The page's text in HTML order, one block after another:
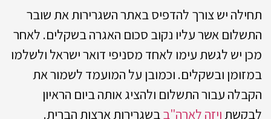
תחילה יש צורך להדפיס באתר השגרירות את שובר
התשלום אשר עליו נקוב סכום האגרה בשקלים. לאחר
מכן יש לגשת עימו לאחד מסניפי דואר ישראל ולשלמו
במזומן ובשקלים. וכמובן על המועמד לשמור את
הקבלה עבור התשלום ולהציג אותה ביום הראיון
לבקשת ויזה לארה"בבשגרירות ארצות הברית.